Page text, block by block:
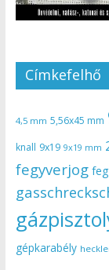
Címkefelhő
4,5 mm 5,56x45 mm
knall 9x19 9x19 mm
fegyverjog
gépkarabély